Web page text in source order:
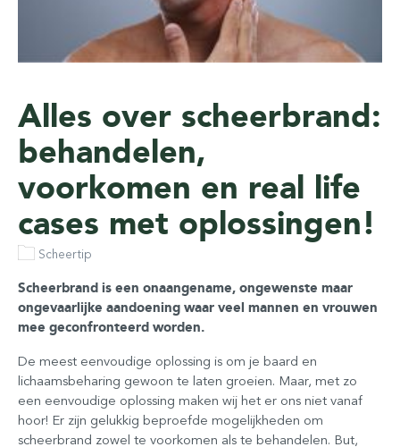
Alles over scheerbrand:
behandelen,
voorkomen en real life
cases met oplossingen!
Scheertip
Scheerbrand is een onaangename, ongewenste maar
ongevaarlijke aandoening waar veel mannen en vrouwen
mee geconfronteerd worden.
De meest eenvoudige oplossing is om je baard en
lichaamsbeharing gewoon te laten groeien. Maar, met zo
een eenvoudige oplossing maken wij het er ons niet vanaf
hoor! Er zijn gelukkig beproefde mogelijkheden om
scheerbrand zowel te voorkomen als te behandelen. But,